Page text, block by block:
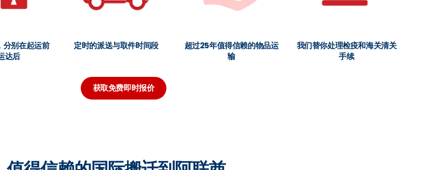
分别在起运前
达后
定时的派送与取件时间段
超过25年值得信赖的物品运
输
我们替你处理检疫和海关清关
手续
获取免费即时报价